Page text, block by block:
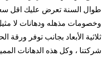
طوال السنة تعرض عليك اقل
وخصومات مذهله ودهانات لا
ثلاثية الأبعاد بجانب توفر ورقة
شركتنا ، وكل هذه الدهانات